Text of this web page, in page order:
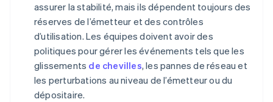
assurer la stabilité, mais ils dépendent toujours des
réserves de l’émetteur et des contrôles
d’utilisation. Les équipes doivent avoir des
politiques pour gérer les événements tels que les
glissements de chevilles, les pannes de réseau et
les perturbations au niveau de l’émetteur ou du
dépositaire.